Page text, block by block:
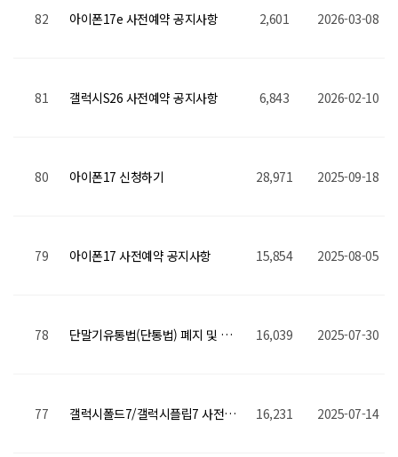
82 아이폰17e 사전예약 공지사항 2,601 2026-03-08
81 갤럭시S26 사전예약 공지사항 6,843 2026-02-10
80 아이폰17 신청하기 28,971 2025-09-18
79 아이폰17 사전예약 공지사항 15,854 2025-08-05
78 단말기유통법(단통법) 폐지 및 공시지원금 제도 변화 안내 16,039 2025-07-30
77 갤럭시폴드7/갤럭시플립7 사전예약 혜택 16,231 2025-07-14